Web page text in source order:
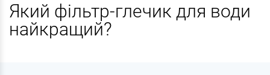
Який фільтр-глечик для води
найкращий?